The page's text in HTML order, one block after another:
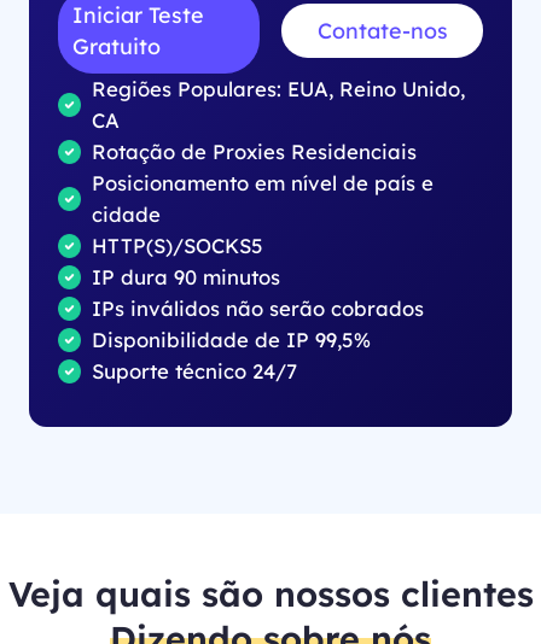
Iniciar Teste
Gratuito
Contate-nos
Regiões Populares: EUA, Reino Unido,
CA
Rotação de Proxies Residenciais
Posicionamento em nível de país e
cidade
HTTP(S)/SOCKS5
IP dura 90 minutos
IPs inválidos não serão cobrados
Disponibilidade de IP 99,5%
Suporte técnico 24/7
Veja quais são nossos clientes